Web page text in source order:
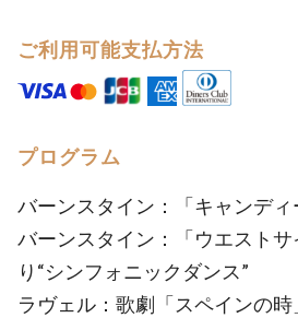
ご利用可能支払方法
プログラム
バーンスタイン：「キャンディ
バーンスタイン：「ウエストサ
り“シンフォニックダンス”
ラヴェル：歌劇「スペインの